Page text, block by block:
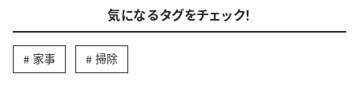
気になるタグをチェック！
家事 掃除